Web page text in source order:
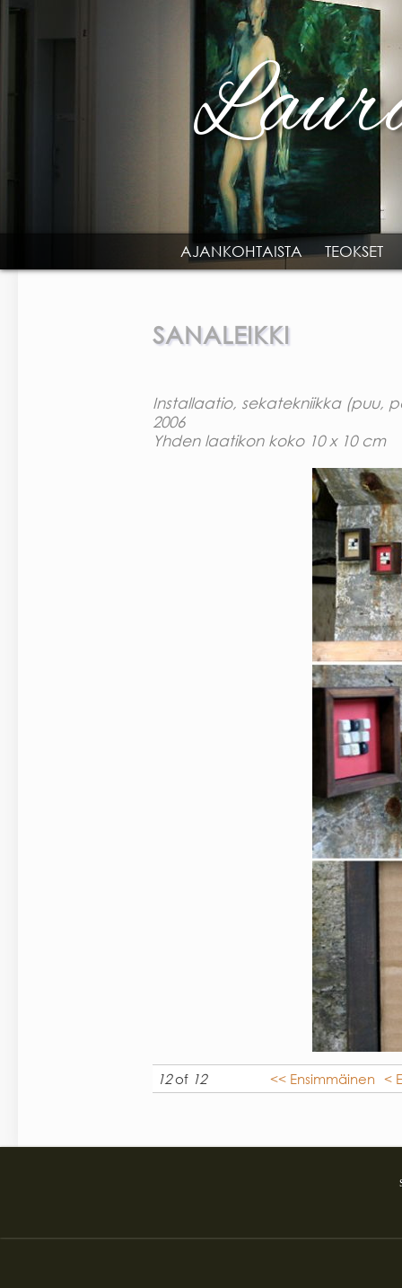
Skip to main content
MAIN MENU
AJANKOHTAISTA TEOKSET
SANALEIKKI
Installaatio, sekatekniikka (puu,
2006
Yhden laatikon koko 10 x 10 cm
12of 12 << Ensimmäinen <